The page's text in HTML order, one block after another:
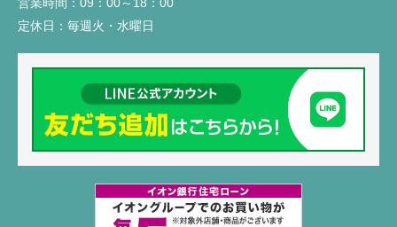
定休日： 毎週火・水曜日